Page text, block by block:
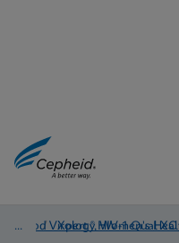
Blood Virology, Women's
/ Xpert ® HIV-1 Qual XC